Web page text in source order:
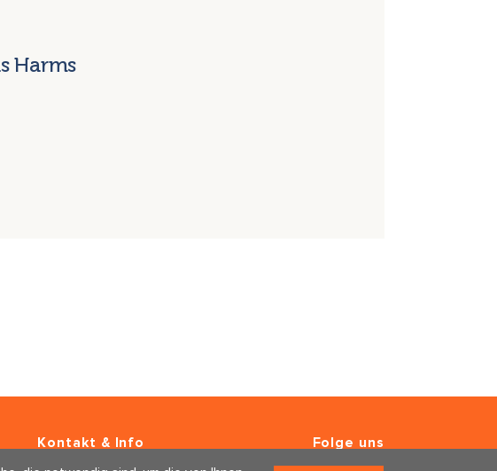
Harms
Kontakt & Info
Folge uns